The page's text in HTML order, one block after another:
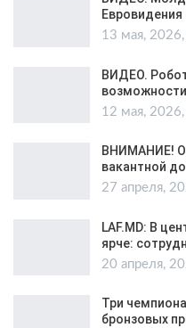
Евровидения
13 мая,
ВИДЕО.
12 мая,
ВНИМАНИЕ!
вакантной
27 апреля,
LAF.MD: В
ярче:
20 апреля,
Три
бронзовых